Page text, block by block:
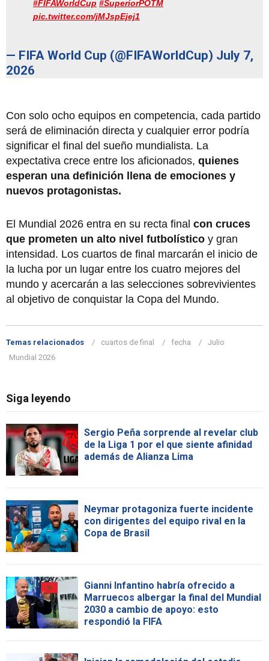
#FIFAWorldCup #SuperiorPOTM
pic.twitter.com/jMJspEjej1
— FIFA World Cup (@FIFAWorldCup) July 7,
2026
Con solo ocho equipos en competencia, cada partido
será de eliminación directa y cualquier error podría
significar el final del sueño mundialista. La
expectativa crece entre los aficionados, quienes
esperan una definición llena de emociones y
nuevos protagonistas.
El Mundial 2026 entra en su recta final con cruces
que prometen un alto nivel futbolístico y gran
intensidad. Los cuartos de final marcarán el inicio de
la lucha por un lugar entre los cuatro mejores del
mundo y acercarán a las selecciones sobrevivientes
al objetivo de conquistar la Copa del Mundo.
Temas relacionados cuartos de final fecha
Julio
Mundial 2026
Siga leyendo
Sergio Peña sorprende al revelar club
de la Liga 1 por el que siente afinidad
además de Alianza Lima
Neymar protagoniza fuerte incidente
con dirigentes del equipo rival en la
Copa de Brasil
Gianni Infantino habría ofrecido a
Marruecos albergar la final del Mundial
2030 a cambio de apoyo: esto
respondió la FIFA